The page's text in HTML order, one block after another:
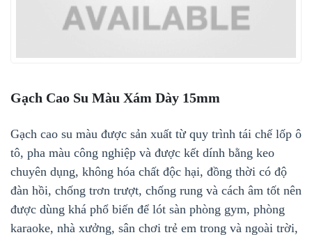
Gạch Cao Su Màu Xám Dày 15mm
Gạch cao su màu được sản xuất từ quy trình tái chế lốp ô
tô, pha màu công nghiệp và được kết dính bằng keo
chuyên dụng, không hóa chất độc hại, đồng thời có độ
đàn hồi, chống trơn trượt, chống rung và cách âm tốt nên
được dùng khá phổ biến để lót sàn phòng gym, phòng
karaoke, nhà xưởng, sân chơi trẻ em trong và ngoài trời,